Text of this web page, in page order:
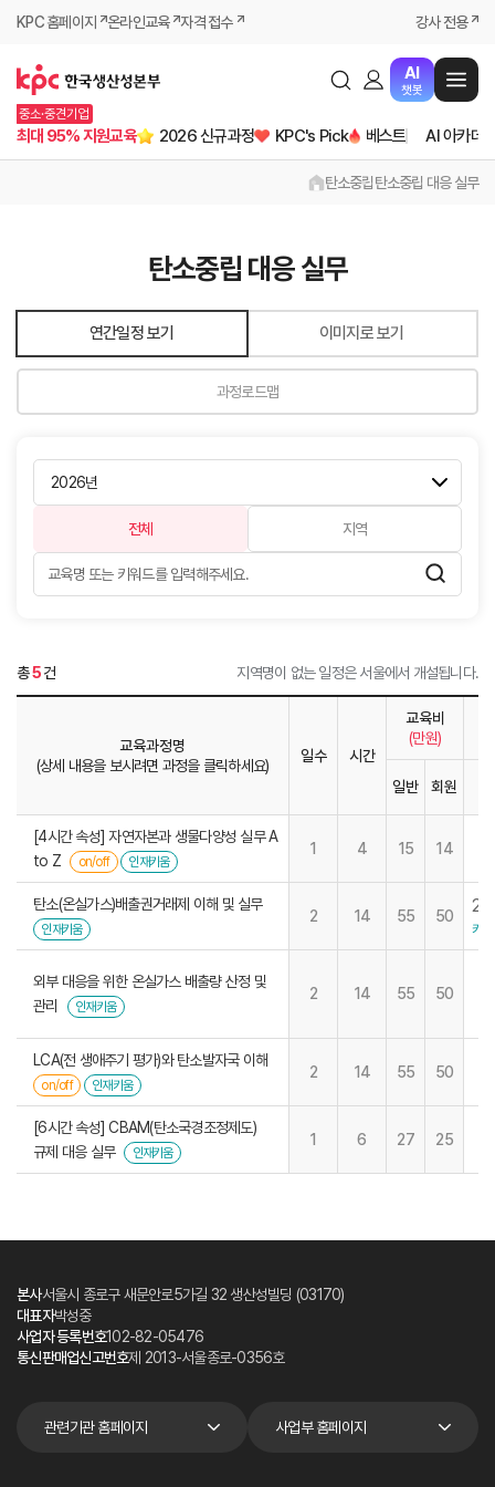
KPC 홈페이지 온라인교육 자격 접수 강사 전용
AI
챗봇
중소·중견기업
최대 95% 지원교육 2026 신규과정 KPC's Pick 베스트 AI 아카데
탄소중립탄소중립 대응 실무
탄소중립 대응 실무
연간일정 보기 이미지로 보기
과정로드맵
전체 지역
총5건 지역명이 없는 일정은 서울에서 개설됩니다.
교육과정명
(상세 내용을 보시려면 과정을 클릭하세요)
일수 시간
교육비
(만원)
일반 회원
[4시간 속성] 자연자본과 생물다양성 실무 A
to Z
on/off 인재키움
1 4 15 14
탄소(온실가스)배출권거래제 이해 및 실무
인재키움
2 14 55 50 29
키움
외부 대응을 위한 온실가스 배출량 산정 및
관리
인재키움
2 14 55 50
LCA(전 생애주기 평가)와 탄소발자국 이해
on/off 인재키움
2 14 55 50
[6시간 속성] CBAM(탄소국경조정제도)
규제 대응 실무
인재키움
1 6 27 25
본사서울시 종로구 새문안로5가길 32 생산성빌딩 (03170)
대표자박성중
사업자 등록번호102-82-05476
통신판매업신고번호제 2013-서울종로-0356호
관련기관 홈페이지 사업부 홈페이지